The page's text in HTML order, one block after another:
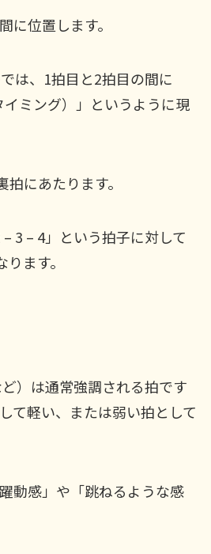
に位置します。
は、1拍目と2拍目の間に
イミング）」というように現
にあたります。
3 – 4」という拍子に対して
ります。
）は通常強調される拍です
て軽い、または弱い拍として
動感」や「跳ねるような感